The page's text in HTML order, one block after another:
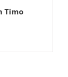
Timo